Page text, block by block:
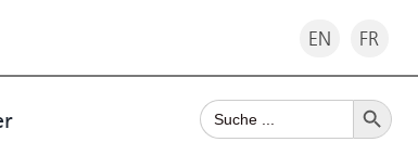
EN FR
Search
for:
Search Button